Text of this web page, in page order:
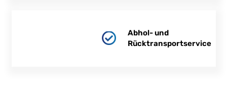
Abhol- und
Rücktransportservice